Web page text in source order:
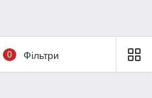
0 Фільтри